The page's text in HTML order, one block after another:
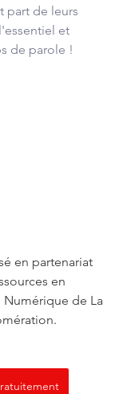
part de leurs
et
de parole !
en partenariat
en
de La